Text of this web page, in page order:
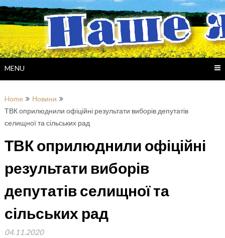
Skip
to
content
MENU
Home
Новини
ТВК оприлюднили офіційні результати виборів депутатів
селищної та сільських рад
ТВК оприлюднили офіційні
результати виборів
депутатів селищної та
сільських рад
04.11.2020